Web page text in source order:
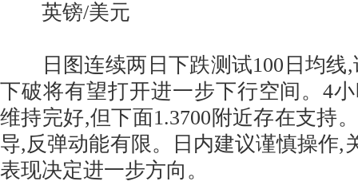
英镑/美元
日图连续两日下跌测试100日均线,
下破将有望打开进一步下行空间。4
维持完好,但下面1.3700附近存在支持
导,反弹动能有限。日内建议谨慎操作,
表现决定进一步方向。